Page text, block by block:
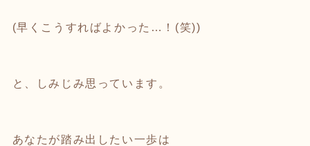
(早くこうすればよかった…！(笑))
と、しみじみ思っています。
あなたが踏み出したい一歩は